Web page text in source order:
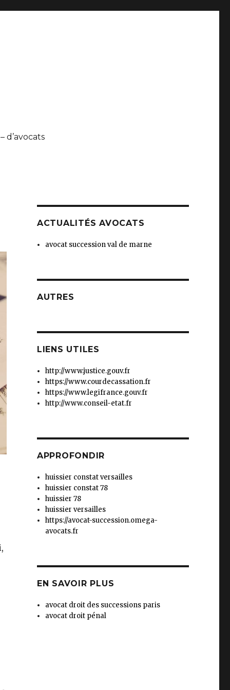
d’avocats
ACTUALITÉS AVOCATS
avocat succession val de marne
AUTRES
LIENS UTILES
http://www.justice.gouv.fr
https://www.courdecassation.fr
https://www.legifrance.gouv.fr
http://www.conseil-etat.fr
APPROFONDIR
huissier constat versailles
huissier constat 78
huissier 78
huissier versailles
https://avocat-succession.omega-
avocats.fr
EN SAVOIR PLUS
avocat droit des successions paris
avocat droit pénal